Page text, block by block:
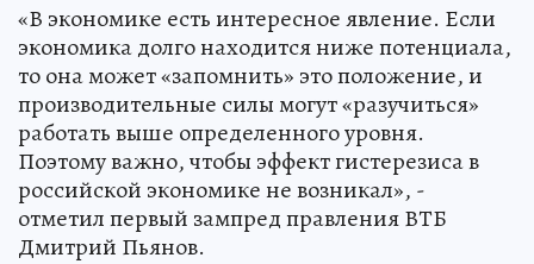
«В экономике есть интересное явление. Если
экономика долго находится ниже потенциала,
то она может «запомнить» это положение, и
производительные силы могут «разучиться»
работать выше определенного уровня.
Поэтому важно, чтобы эффект гистерезиса в
российской экономике не возникал», -
отметил первый зампред правления ВТБ
Дмитрий Пьянов.